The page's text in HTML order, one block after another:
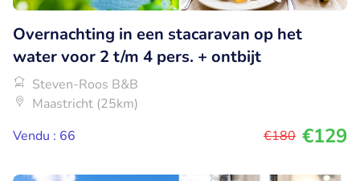
Overnachting in een stacaravan op het
water voor 2 t/m 4 pers. + ontbijt
Steven-Roos B&B
Maastricht (25km)
Vendu : 66
€180 €129